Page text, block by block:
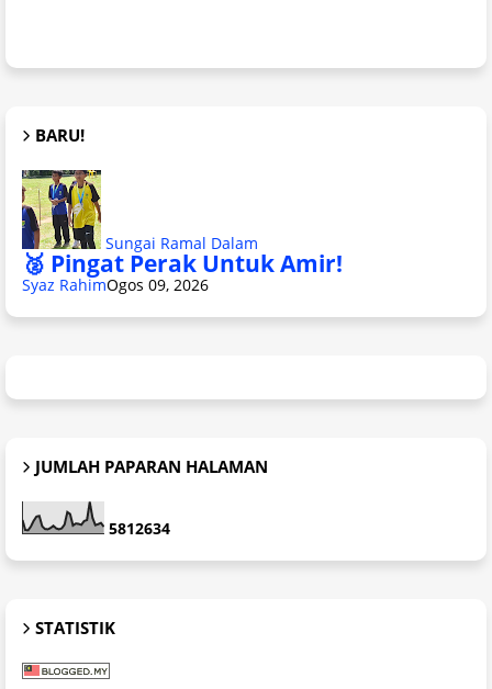
BARU!
Sungai Ramal Dalam
🥈 Pingat Perak Untuk Amir!
Syaz RahimOgos 09, 2026
JUMLAH PAPARAN HALAMAN
5812634
STATISTIK